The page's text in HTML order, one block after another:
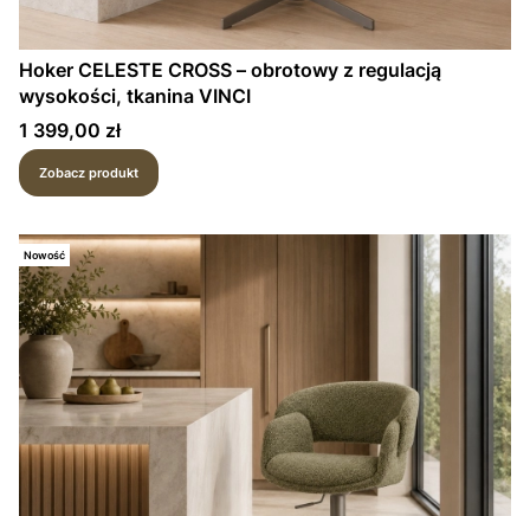
Hoker CELESTE CROSS – obrotowy z regulacją
wysokości, tkanina VINCI
Cena
1 399,00 zł
Zobacz produkt
Nowość